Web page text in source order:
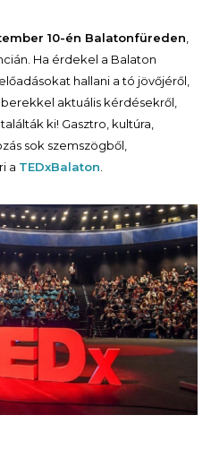
10-én Balatonfüreden
Ha érdekel a Balaton
hallani a tó jövőjéről,
aktuális kérdésekről,
ki! Gasztro, kultúra,
sok szemszögből,
a TEDxBalaton